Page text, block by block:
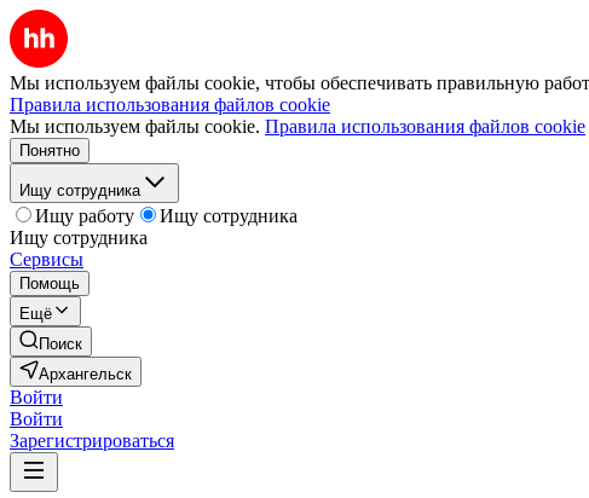
Мы используем файлы cookie, чтобы обеспечивать правильную
Правила использования файлов cookie
Мы используем файлы cookie. Правила использования файлов cookie
Понятно
Ищу сотрудника
Ищу работу
Ищу сотрудника
Ищу сотрудника
Сервисы
Помощь
Ещё
Поиск
Архангельск
Войти
Войти
Зарегистрироваться